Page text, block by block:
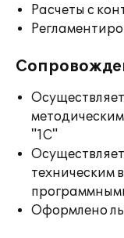
Расчеты с
"1С"
техническим
Оформлено